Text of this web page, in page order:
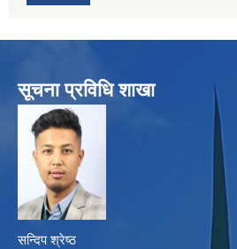
सूचना प्रविधि शाखा
सन्दिप श्रेष्ठ